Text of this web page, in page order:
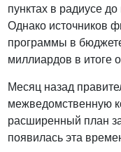
пунктах в радиусе
Однако источников
программы в
миллиардов в итоге
Месяц назад
межведомственную
расширенный план
появилась эта